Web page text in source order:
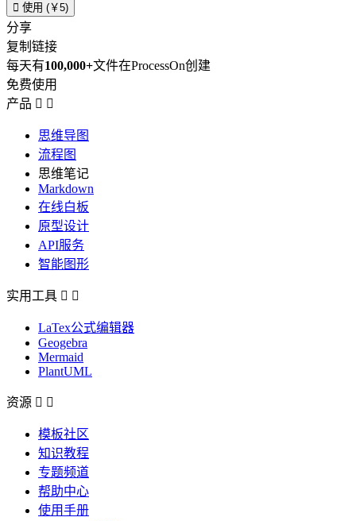
 使用 (￥5)
分享
复制链接
每天有100,000+文件在ProcessOn创建
免费使用
产品  
思维导图
流程图
思维笔记
Markdown
在线白板
原型设计
API服务
智能图形
实用工具  
LaTex公式编辑器
Geogebra
Mermaid
PlantUML
资源  
模板社区
知识教程
专题频道
帮助中心
使用手册